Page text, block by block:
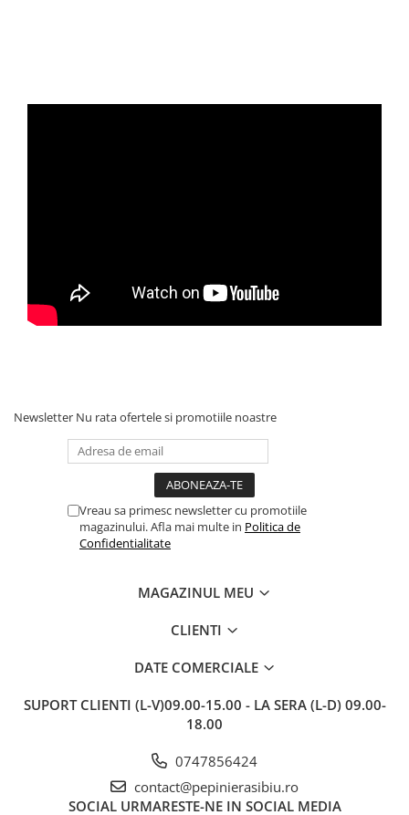
Newsletter Nu rata ofertele si promotiile noastre
Vreau sa primesc newsletter cu promotiile
magazinului. Afla mai multe in Politica de
Confidentialitate
MAGAZINUL MEU
CLIENTI
DATE COMERCIALE
SUPORT CLIENTI (L-V)09.00-15.00 - LA SERA (L-D) 09.00-
18.00
0747856424
contact@pepinierasibiu.ro
SOCIAL URMARESTE-NE IN SOCIAL MEDIA